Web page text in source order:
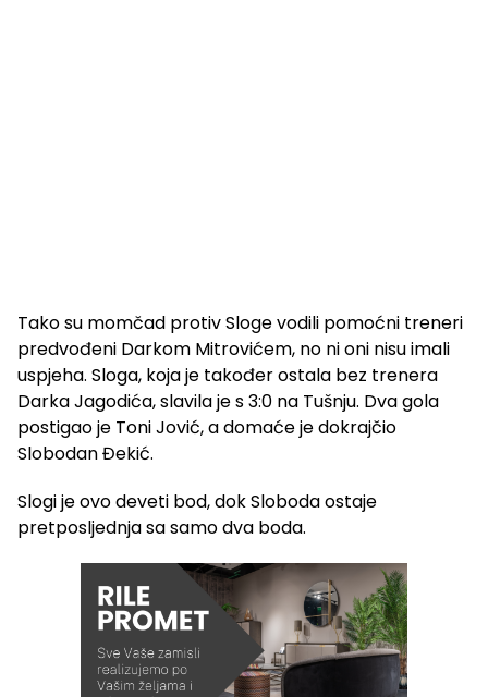
Tako su momčad protiv Sloge vodili pomoćni treneri
predvođeni Darkom Mitrovićem, no ni oni nisu imali
uspjeha. Sloga, koja je također ostala bez trenera
Darka Jagodića, slavila je s 3:0 na Tušnju. Dva gola
postigao je Toni Jović, a domaće je dokrajčio
Slobodan Đekić.
Slogi je ovo deveti bod, dok Sloboda ostaje
pretposljednja sa samo dva boda.